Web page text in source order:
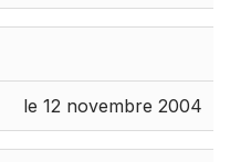
le 12 novembre 2004